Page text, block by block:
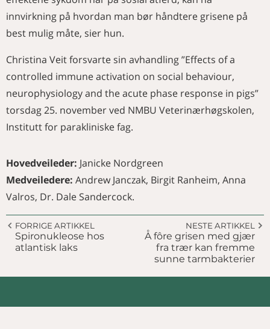
innvirkning på hvordan man bør håndtere grisene på
best mulig måte, sier hun.
Christina Veit forsvarte sin avhandling ”Effects of a
controlled immune activation on social behaviour,
neurophysiology and the acute phase response in pigs”
torsdag 25. november ved NMBU Veterinærhøgskolen,
Institutt for parakliniske fag.
Hovedveileder: Janicke Nordgreen
Medveiledere: Andrew Janczak, Birgit Ranheim, Anna
Valros, Dr. Dale Sandercock.
FORRIGE ARTIKKEL
Spironukleose hos
atlantisk laks
NESTE ARTIKKEL
Å fôre grisen med gjær
fra trær kan fremme
sunne tarmbakterier